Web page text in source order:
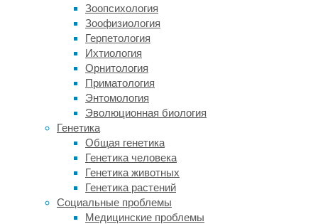
Зоопсихология
Зоофизиология
Герпетология
Ихтиология
Орнитология
Приматология
Энтомология
Эволюционная биология
Генетика
Общая генетика
Генетика человека
Генетика животных
Генетика растений
Социальные проблемы
Медицинские проблемы
терапии
большинства
плотных
опухолей
эффективность
оказалась
недостаточной.
Большинство
современных
методик
производства
CAR-